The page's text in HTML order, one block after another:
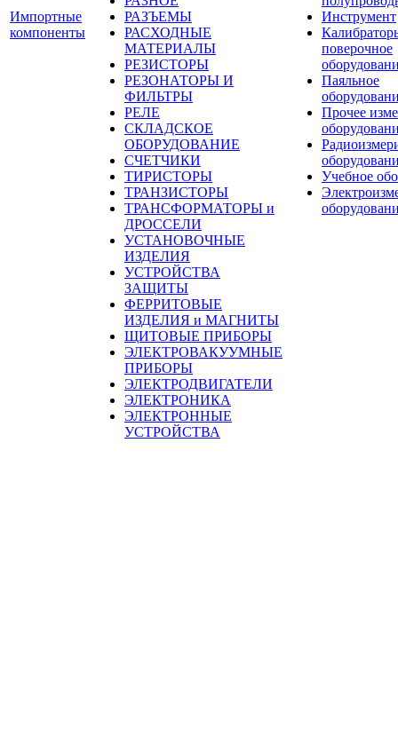
Импортные
компоненты
РАЗЪЕМЫ
РАСХОДНЫЕ
МАТЕРИАЛЫ
РЕЗИСТОРЫ
РЕЗОНАТОРЫ И
ФИЛЬТРЫ
РЕЛЕ
СКЛАДСКОЕ
ОБОРУДОВАНИЕ
СЧЕТЧИКИ
ТИРИСТОРЫ
ТРАНЗИСТОРЫ
ТРАНСФОРМАТОРЫ и
ДРОССЕЛИ
УСТАНОВОЧНЫЕ
ИЗДЕЛИЯ
УСТРОЙСТВА
ЗАЩИТЫ
ФЕРРИТОВЫЕ
ИЗДЕЛИЯ и МАГНИТЫ
ЩИТОВЫЕ ПРИБОРЫ
ЭЛЕКТРОВАКУУМНЫЕ
ПРИБОРЫ
ЭЛЕКТРОДВИГАТЕЛИ
ЭЛЕКТРОНИКА
ЭЛЕКТРОННЫЕ
УСТРОЙСТВА
Инструмент
поверочное
Паяльное
Прочее
Учебное